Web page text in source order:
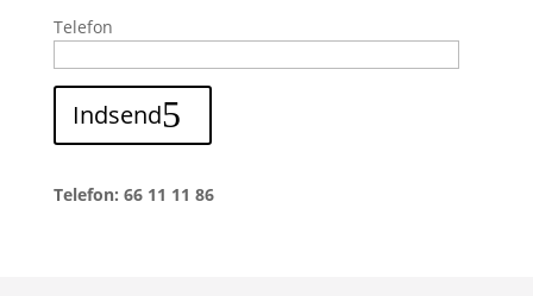
Telefon
Indsend
Telefon: 66 11 11 86